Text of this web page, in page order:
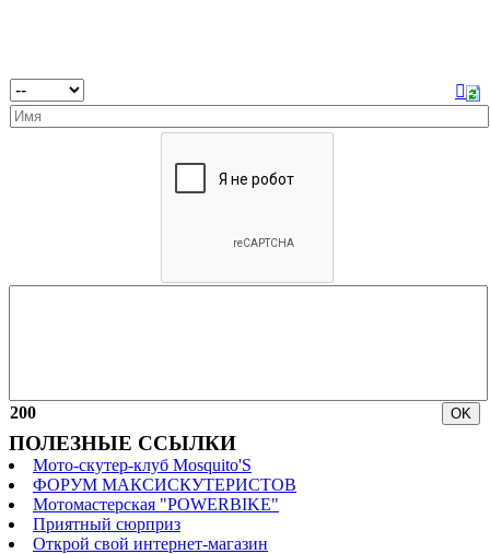
200
ПОЛЕЗНЫЕ ССЫЛКИ
Мото-скутер-клуб Mosquito'S
ФОРУМ МАКСИСКУТЕРИСТОВ
Мотомастерская "POWERBIKE"
Приятный сюрприз
Открой свой интернет-магазин